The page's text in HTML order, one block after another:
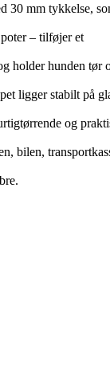
30 mm tykkelse,
– tilføjer et
holder hunden tør
ligger stabilt på
og
bilen,